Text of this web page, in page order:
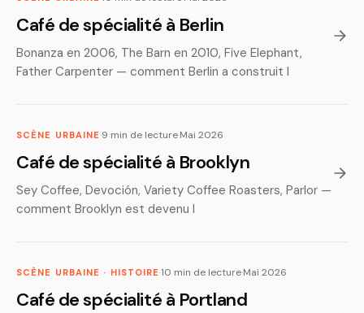
Café de spécialité à Berlin
Bonanza en 2006, The Barn en 2010, Five Elephant,
Father Carpenter — comment Berlin a construit l
SCÈNE URBAINE ·9 min de lecture·Mai 2026
Café de spécialité à Brooklyn
Sey Coffee, Devoción, Variety Coffee Roasters, Parlor —
comment Brooklyn est devenu l
SCÈNE URBAINE · HISTOIRE ·10 min de lecture·Mai 2026
Café de spécialité à Portland